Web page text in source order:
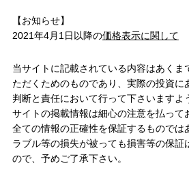
【お知らせ】
2021年4月1日以降の価格表示に関して
当サイトに記載されている内容はあくま
ただくためのものであり、実際の投資に
判断と責任において行って下さいますよ
サイトの掲載情報は細心の注意を払って
全ての情報の正確性を保証するものでは
ラブル等の損失が被っても損害等の保証
ので、予めご了承下さい。